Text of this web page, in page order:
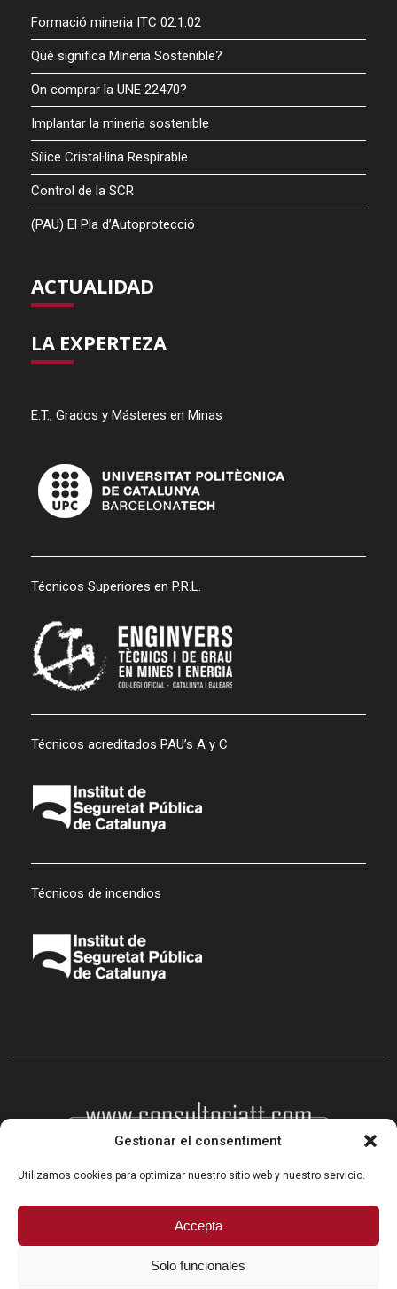
Gestionar el consentiment
Utilizamos cookies para optimizar nuestro sitio web y nuestro servicio.
Accepta
Solo funcionales
Formació mineria ITC 02.1.02
Què significa Mineria Sostenible?
On comprar la UNE 22470?
Implantar la mineria sostenible
Sílice Cristal·lina Respirable
Control de la SCR
(PAU) El Pla d’Autoprotecció
ACTUALIDAD
LA EXPERTEZA
E.T., Grados y Másteres en Minas
Técnicos Superiores en P.R.L.
Técnicos acreditados PAU’s A y C
Técnicos de incendios
Programa Kit Digital cofinanciado por los fondos Next
Generation (EU) del mecanismo de recuperación y